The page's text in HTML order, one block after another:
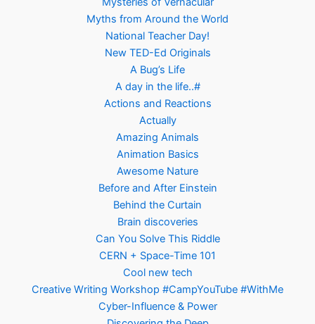
Myths from Around the World
National Teacher Day!
New TED-Ed Originals
A Bug’s Life
A day in the life..#
Actions and Reactions
Actually
Amazing Animals
Animation Basics
Awesome Nature
Before and After Einstein
Behind the Curtain
Brain discoveries
Can You Solve This Riddle
CERN + Space-Time 101
Cool new tech
Creative Writing Workshop #CampYouTube #WithMe
Cyber-Influence & Power